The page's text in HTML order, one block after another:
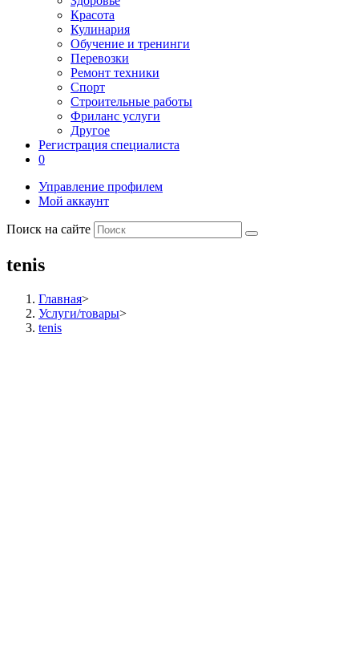
Красота
Кулинария
Обучение и тренинги
Перевозки
Ремонт техники
Спорт
Строительные работы
Фриланс услуги
Другое
Регистрация специалиста
0
Управление профилем
Мой аккаунт
Поиск на сайте
tenis
Главная>
Услуги/товары>
tenis